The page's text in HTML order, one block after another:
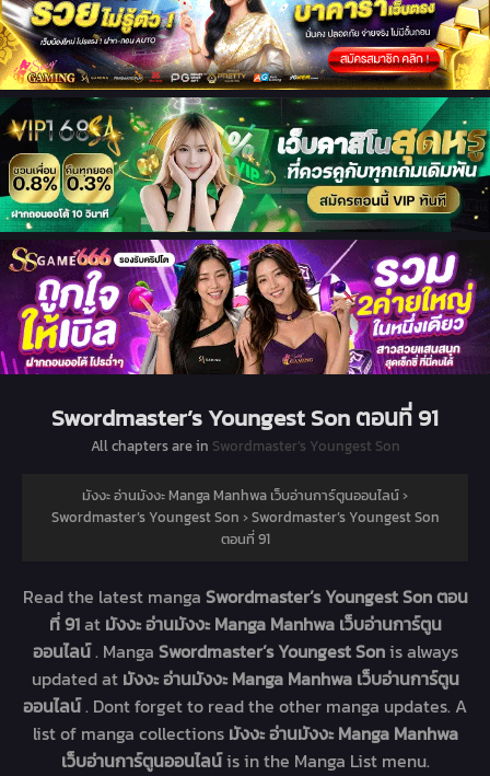
Swordmaster’s Youngest Son ตอนที่ 91
All chapters are in Swordmaster’s Youngest Son
มังงะ อ่านมังงะ Manga Manhwa เว็บอ่านการ์ตูนออนไลน์›
Swordmaster’s Youngest Son ›Swordmaster’s Youngest Son
ตอนที่ 91
Read the latest manga Swordmaster’s Youngest Son ตอน
ที่ 91at มังงะ อ่านมังงะ Manga Manhwa เว็บอ่านการ์ตูน
ออนไลน์. Manga Swordmaster’s Youngest Sonis always
updated at มังงะ อ่านมังงะ Manga Manhwa เว็บอ่านการ์ตูน
ออนไลน์. Dont forget to read the other manga updates. A
list of manga collections มังงะ อ่านมังงะ Manga Manhwa
เว็บอ่านการ์ตูนออนไลน์is in the Manga List menu.